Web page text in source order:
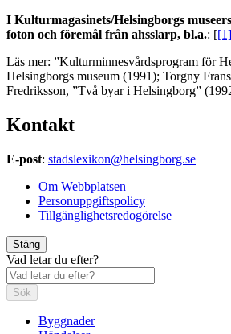
I Kulturmagasinets/Helsingborgs
foton och föremål från ahsslarp, bl.a.: [[1]
Läs mer: ”Kulturminnesvårdsprogram för
Helsingborgs museum (1991); Torgny
Fredriksson, ”Två byar i Helsingborg”
Kontakt
E-post: stadslexikon@helsingborg.se
Om Webbplatsen
Personuppgiftspolicy
Tillgänglighetsredogörelse
Stäng
Vad letar du efter?
Sök
Byggnader